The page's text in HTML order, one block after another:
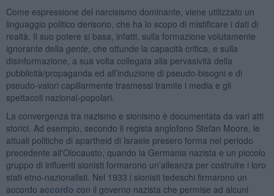
Come espressione del narcisismo dominante, viene utilizzato un
linguaggio politico derisorio, che ha lo scopo di mistificare i dati di
realtà. Il suo potere si basa, infatti, sulla formazione volutamente
ignorante della gente , che ottunde la capacità critica, e sulla
disinformazione, a sua volta collegata alla pervasività della
pubblicità/propaganda ed all’induzione di pseudo-bisogni e di
pseudo-valori capillarmente trasmessi tramite i media e gli
spettacoli nazional-popolari.
La convergenza tra nazismo e sionismo è documentata da vari atti
storici. Ad esempio, secondo il regista anglofono Stefan Moore, le
attuali politiche di apartheid di Israele presero forma nel periodo
precedente all'Olocausto, quando la Germania nazista e un piccolo
gruppo di influenti sionisti formarono un’alleanza per costruire i loro
stati etno-nazionalisti. Nel 1933 i sionisti tedeschi firmarono un
accordo accordo con il governo nazista che permise ad alcuni